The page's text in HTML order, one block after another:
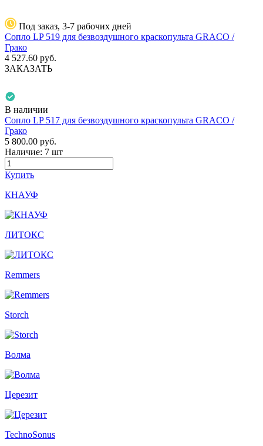
Под заказ, 3-7 рабочих дней
Сопло LP 519 для безвоздушного краскопульта GRACO /
Грако
4 527.60 руб.
ЗАКАЗАТЬ
В наличии
Сопло LP 517 для безвоздушного краскопульта GRACO /
Грако
5 800.00 руб.
Наличие: 7 шт
Купить
КНАУФ
ЛИТОКС
Remmers
Storch
Волма
Церезит
TechnoSonus